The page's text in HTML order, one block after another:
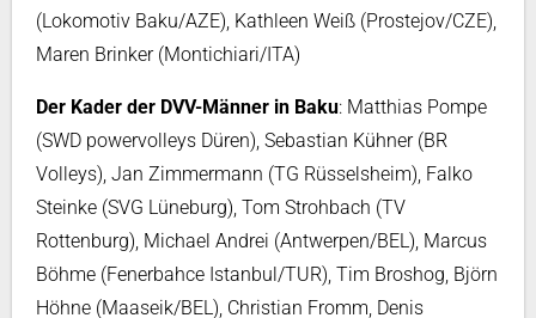
(Lokomotiv Baku/AZE), Kathleen Weiß (Prostejov/CZE),
Maren Brinker (Montichiari/ITA)
Der Kader der DVV-Männer in Baku: Matthias Pompe
(SWD powervolleys Düren), Sebastian Kühner (BR
Volleys), Jan Zimmermann (TG Rüsselsheim), Falko
Steinke (SVG Lüneburg), Tom Strohbach (TV
Rottenburg), Michael Andrei (Antwerpen/BEL), Marcus
Böhme (Fenerbahce Istanbul/TUR), Tim Broshog, Björn
Höhne (Maaseik/BEL), Christian Fromm, Denis